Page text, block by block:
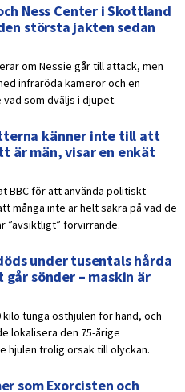
Ness Center i Skottland
största jakten sedan
om Nessie går till attack, men
infraröda kameror och en
som dväljs i djupet.
känner inte till att
är män, visar en enkät
BBC för att använda politiskt
många inte är helt säkra på vad de
”avsiktligt” förvirrande.
under tusentals hårda
sönder – maskin är
tunga osthjulen för hand, och
lokalisera den 75-årige
hjulen trolig orsak till olyckan.
som Exorcisten och